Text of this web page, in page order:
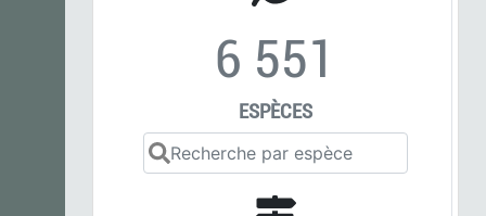
6 551
ESPÈCES